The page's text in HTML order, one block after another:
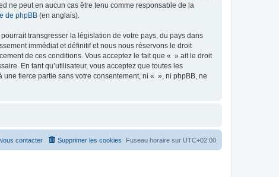
ne peut en aucun cas être tenu comme responsable de la
de phpBB (en anglais).
transgresser la législation de votre pays, du pays dans
immédiat et définitif et nous nous réservons le droit
de ces conditions. Vous acceptez le fait que « » ait le droit
En tant qu’utilisateur, vous acceptez que toutes les
tierce partie sans votre consentement, ni « », ni phpBB, ne
Fuseau horaire sur UTC+02:00
Supprimer les cookies
contacter